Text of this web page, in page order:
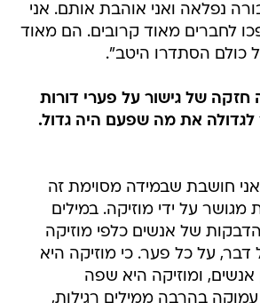
נפלאה ואני אוהבת אותם. אני
לחברים מאוד קרובים. הם מאוד
כולם הסתדרו היטב".
של גישור על פערי דורות
לגדולה את מה שפעם היה גדול.
חושבת שבמידה מסוימת זה
מגושר על ידי מוזיקה. במילים
של אנשים כלפי מוזיקה
דבר, על כל פער. כי מוזיקה היא
ומוזיקה היא שפה
בהרבה ממילים רגילות,